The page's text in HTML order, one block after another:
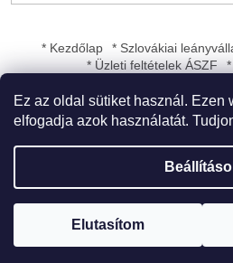
Ez az oldal sütiket használ. Ezen
elfogadja azok használatát.
Elutasítom
* Kezdőlap * Szlovákiai
* Üzleti feltételek ÁSZF
Meló-Diák
fenntartva.
Süti